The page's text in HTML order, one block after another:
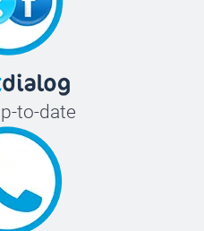
to-date